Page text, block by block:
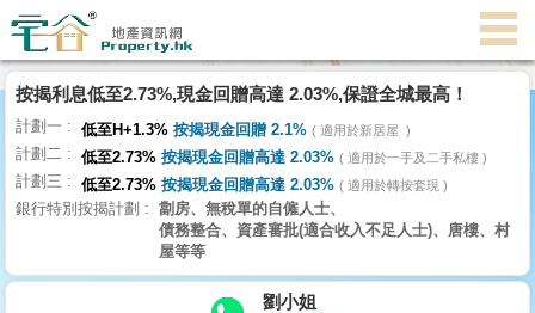
代
理
主
頁
搵
樓/
交
按揭利息低至2.73%,現金回贈高達 2.03%,保證全城最高！
計劃一 低至H+1.3% 按揭現金回贈 2.1% 適用於新居屋
計劃二 低至2.73% 按揭現金回贈高達 2.03% 適用於一手及二手私樓
計劃三 低至2.73% 按揭現金回贈高達 2.03% 適用於轉按套現
銀行特別按揭計劃
劏房、無稅單的自僱人士、
債務整合、資產審批(適合收入不足人士)、唐樓、村
屋等等
劉小姐